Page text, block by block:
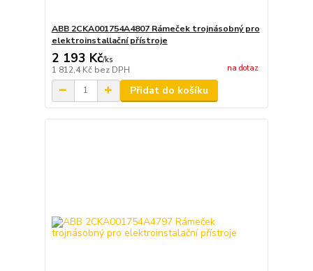
ABB 2CKA001754A4807 Rámeček trojnásobný pro
elektroinstallační přístroje
2 193 Kč/ks
1 812,4 Kč bez DPH na dotaz
Přidat do košíku